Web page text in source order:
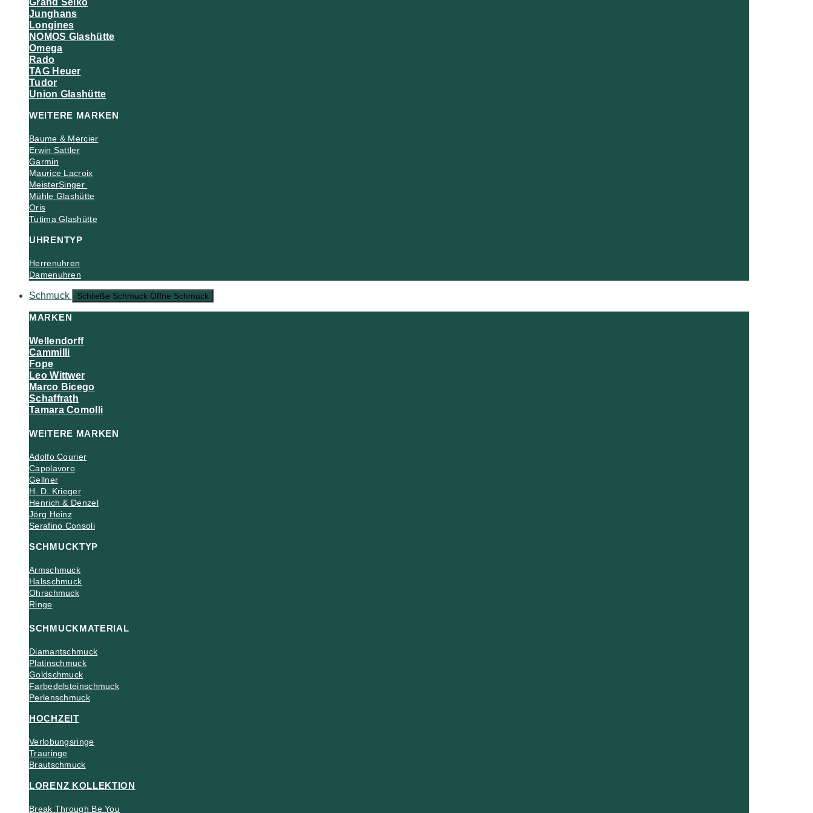
Grand Seiko
Junghans
Longines
NOMOS Glashütte
Omega
Rado
TAG Heuer
Tudor
Union Glashütte
WEITERE MARKEN
Baume & Mercier
Erwin Sattler
Garmin
Maurice Lacroix
MeisterSinger
Mühle Glashütte
Oris
Tutima Glashütte
UHRENTYP
Herrenuhren
Damenuhren
Schmuck Schließe Schmuck Öffne Schmuck
MARKEN
Wellendorff
Cammilli
Fope
Leo Wittwer
Marco Bicego
Schaffrath
Tamara Comolli
WEITERE MARKEN
Adolfo Courier
Capolavoro
Gellner
H. D. Krieger
Henrich & Denzel
Jörg Heinz
Serafino Consoli
SCHMUCKTYP
Armschmuck
Halsschmuck
Ohrschmuck
Ringe
SCHMUCKMATERIAL
Diamantschmuck
Platinschmuck
Goldschmuck
Farbedelsteinschmuck
Perlenschmuck
HOCHZEIT
Verlobungsringe
Trauringe
Brautschmuck
LORENZ KOLLEKTION
Break Through Be You